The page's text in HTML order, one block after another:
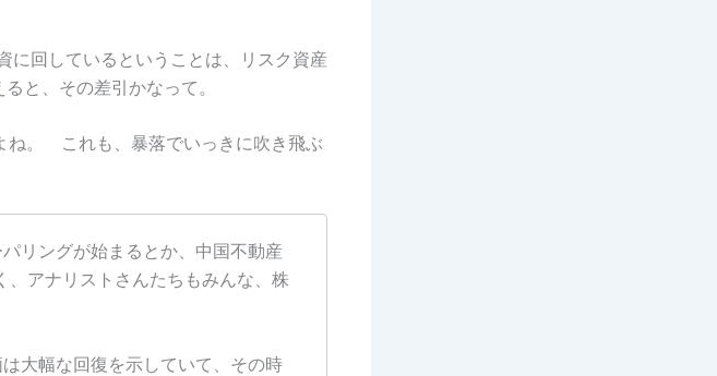
に回しているということは、リスク資産
と、その差引かなって。
ね。 これも、暴落でいっきに吹き飛ぶ
リングが始まるとか、中国不動産
アナリストさんたちもみんな、株
大幅な回復を示していて、その時